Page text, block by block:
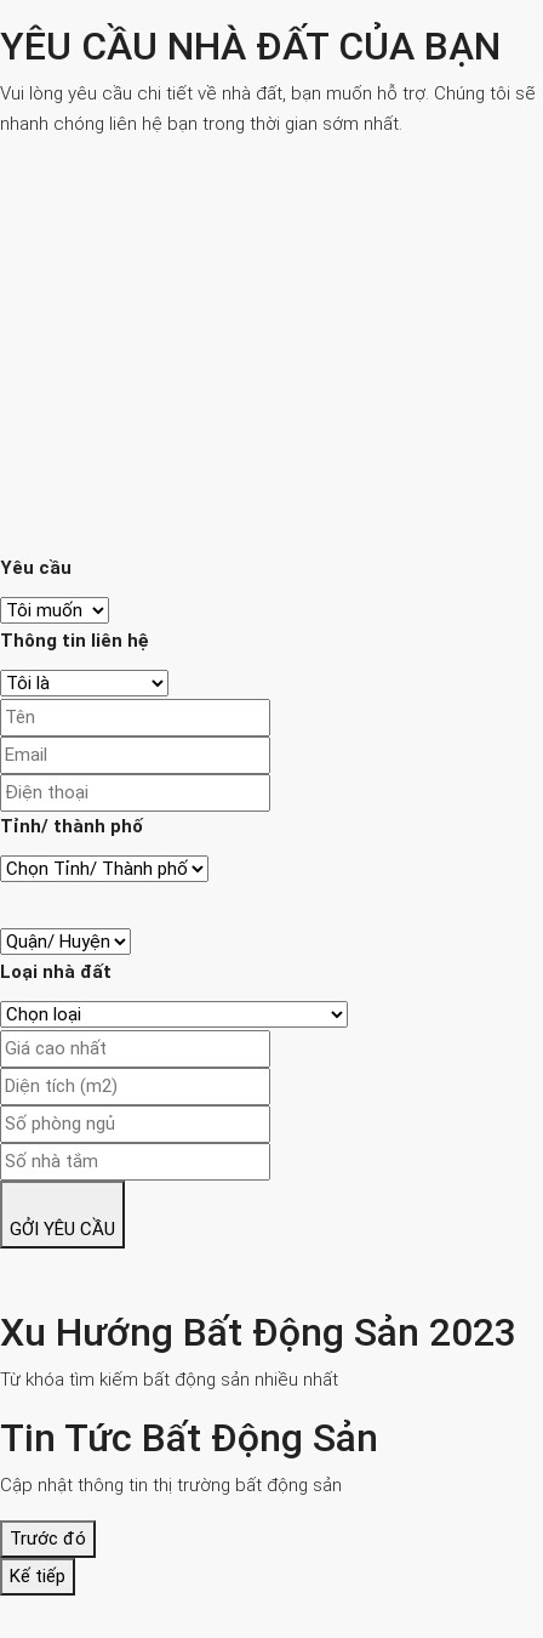
YÊU CẦU NHÀ ĐẤT CỦA BẠN
Vui lòng yêu cầu chi tiết về nhà đất, bạn muốn hỗ trợ. Chúng tôi sẽ
nhanh chóng liên hệ bạn trong thời gian sớm nhất.
Yêu cầu
Thông tin liên hệ
Tỉnh/ thành phố
Loại nhà đất
GỞI YÊU CẦU
Xu Hướng Bất Động Sản 2023
Từ khóa tìm kiếm bất động sản nhiều nhất
Tin Tức Bất Động Sản
Cập nhật thông tin thị trường bất động sản
Trước đó
Kế tiếp